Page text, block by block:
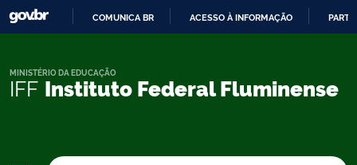
CONTEÚDO
COMUNICA BR ACESSO À INFORMAÇÃO
IFF Instituto Federal Fluminense
MINISTÉRIO DA EDUCAÇÃO